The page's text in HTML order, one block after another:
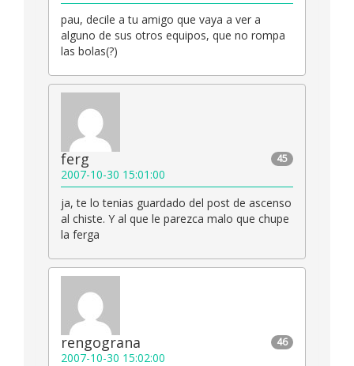
pau, decile a tu amigo que vaya a ver a
alguno de sus otros equipos, que no rompa
las bolas(?)
45
ferg
2007-10-30 15:01:00
ja, te lo tenias guardado del post de ascenso
al chiste. Y al que le parezca malo que chupe
la ferga
46
rengograna
2007-10-30 15:02:00